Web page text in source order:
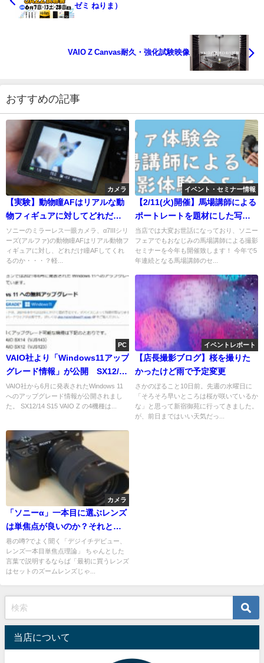
ゼミ ねりま）
VAIO Z Canvas耐久・強化試験映像
おすすめの記事
カメラ
【実験】動物瞳AFはリアルな動
物フィギュアに対してどれだけ
瞳AFしてくれるのか？！
ソニーのミラーレス一眼カメラ、α7IIIシリ
ーズ(アルファ)の動物瞳AFはリアル動物フ
ィギュアに対し、どれだけ瞳AFしてくれ
るのか・・・？軽...
イベント・セミナー情報
【2/11(火)開催】馬場講師による
ポートレートを題材にした写真
がうまくなる！楽しくなる！セ
ミナーのお知らせ
当店では大変お世話になっており、ソニー
フェアでもおなじみの馬場講師による撮影
セミナーを今年も開催致します！ 今年で5
年連続となる馬場講師のセ...
PC
VAIO社より「Windows11アップ
グレード情報」が公開 SX12/14
S15 VAIO Z はいち早く対応
VAIO社から6月に発表されたWindows 11
へのアップグレード情報が公開されまし
た。 SX12/14 S15 VAIO Z の4機種は...
イベントレポート
【店長撮影ブログ】桜を撮りた
かったけど雨で予定変更
さかのぼること10日前。先週の水曜日に
「そろそろ早いところは桜が咲いているか
な」と思って新宿御苑に行ってきました。
が、前日まではいい天気だっ...
カメラ
「ソニーα」一本目に選ぶレンズ
は単焦点が良いのか？それとも
ズームなのか？あなたにあった
選び方、オススメレンズ教えま
す！
巷の噂?でよく聞く「デジイチデビュー、
レンズ一本目単焦点理論」 ちゃんとした
言葉で説明するならば「最初に買うレンズ
はセットのズームレンズじゃ...
当店について